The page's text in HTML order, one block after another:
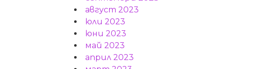
август 2023
юли 2023
юни 2023
май 2023
април 2023